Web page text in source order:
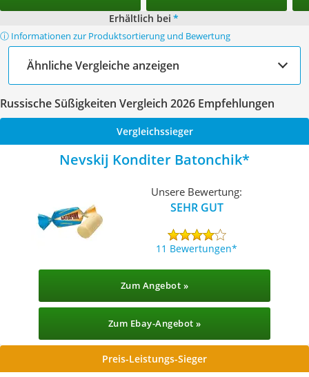
Erhältlich bei *
ⓘ Informationen zur Produktsortierung und Bewertung
Ähnliche Vergleiche anzeigen
Russische Süßigkeiten Vergleich 2026 Empfehlungen
Vergleichssieger
Nevskij Konditer Batonchik
Unsere Bewertung:
SEHR GUT
11 Bewertungen
Zum Angebot »
Zum Ebay-Angebot »
Preis-Leistungs-Sieger